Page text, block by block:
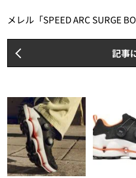
メレル「SPEED ARC SURGE
記事